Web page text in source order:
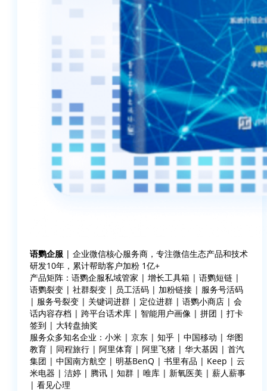
语鹦企服 | 企业微信核心服务商，专注微信生态产品和技术
研发10年，累计帮助客户加粉 1亿+
产品矩阵：语鹦企服私域管家 | 增长工具箱 | 语鹦短链 |
语鹦裂变 | 社群裂变 | 员工活码 | 加粉链接 | 服务号活码
| 服务号裂变 | 关键词进群 | 定位进群 | 语鹦小商店 | 会
话内容存档 | 跨平台话术库 | 智能用户画像 | 拼团 | 打卡
签到 | 大转盘抽奖
服务众多知名企业：小米 | 京东 | 知乎 | 中国移动 | 华图
教育 | 同程旅行 | 阿里体育 | 阿里飞猪 | 华大基因 | 首汽
集团 | 中国南方航空 | 明基BenQ | 书里有品 | Keep | 云
米电器 | 洁婷 | 腾讯 | 知群 | 唯库 | 新氧医美 | 薪人薪事
| 看见心理